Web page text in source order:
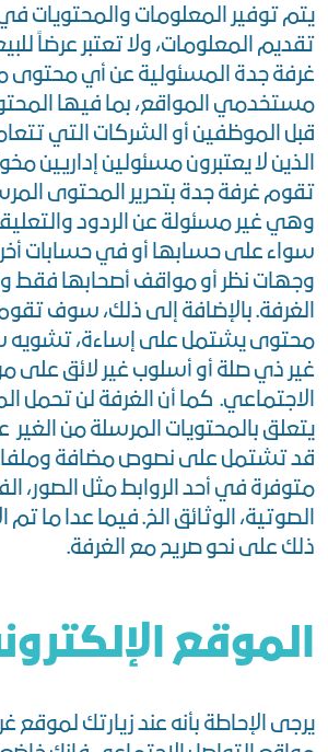
يتم توفير المعلومات والمحتويات
تقديم المعلومات، ولا تعتبر عرضاً
غرفة جدة المسئولية عن أي محتوى
مستخدمي المواقع، بما فيها
قبل الموظفين أو الشركات التي
الذين لا يعتبرون مسئولين إداريين
تقوم غرفة جدة بتحرير المحتوى
وهي غير مسئولة عن الردود
سواء على حسابها أو في حسابات
وجهات نظر أو مواقف أصحابها فقط
الغرفة. بالإضافة إلى ذلك، سوف
محتوى يشتمل على إساءة،
غير ذي صلة أو أسلوب غير لائق على
الاجتماعي. كما أن الغرفة لن تحمل
يتعلق بالمحتويات المرسلة من الغير
قد تشتمل على نصوص مضافة
متوفرة في أحد الروابط مثل الصور،
الصوتية، الوثائق الخ. فيما عدا ما تم
ذلك على نحو صريح مع الغرفة.
الموقع
يرجى الإحاطة بأنه عند زيارتك لموقع